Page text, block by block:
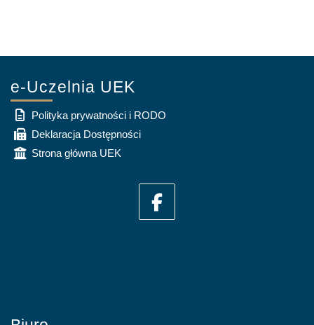
e-Uczelnia UEK
Polityka prywatności i RODO
Deklaracja Dostępności
Strona główna UEK